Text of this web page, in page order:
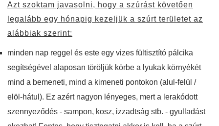
Azt szoktam javasolni, hogy a szúrást követően
legalább egy hónapig kezeljük a szúrt területet az
alábbiak szerint:
minden nap reggel és este egy vizes fültisztító pálcika
segítségével alaposan töröljük körbe a lyukak környékét
mind a bemeneti, mind a kimeneti pontokon (alul-felül /
elöl-hátul). Ez azért nagyon lényeges, mert a lerakódott
szennyeződés - sampon, kosz, izzadtság stb. - gyulladást